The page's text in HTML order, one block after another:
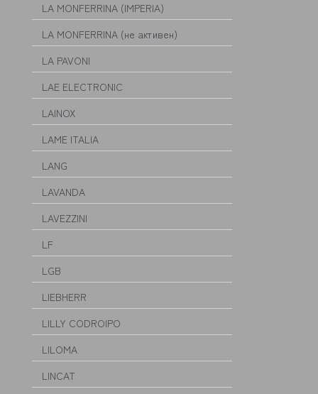
LA MONFERRINA (IMPERIA)
LA MONFERRINA (не активен)
LA PAVONI
LAE ELECTRONIC
LAINOX
LAME ITALIA
LANG
LAVANDA
LAVEZZINI
LF
LGB
LIEBHERR
LILLY CODROIPO
LILOMA
LINCAT